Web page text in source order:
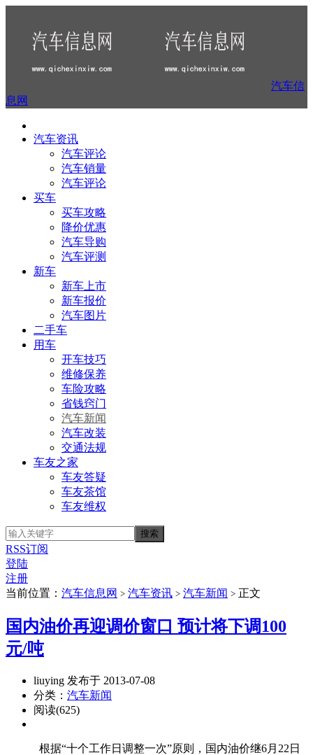
汽车信
息网
汽车资讯
汽车评论
汽车销量
汽车评论
买车
买车攻略
降价优惠
汽车导购
汽车评测
新车
新车上市
新车报价
汽车图片
二手车
用车
开车技巧
维修保养
车险攻略
省钱窍门
汽车新闻
汽车改装
交通法规
车友之家
车友答疑
车友茶馆
车友维权
RSS订阅
登陆
注册
当前位置： 汽车信息网 > 汽车资讯 > 汽车新闻 > 正文
国内油价再迎调价窗口 预计将下调100
元/吨
liuying 发布于 2013-07-08
分类： 汽车新闻
阅读(625)
根据“十个工作日调整一次”原则，国内油价继6月22日